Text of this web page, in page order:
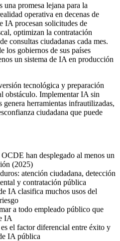
promesa lejana para la
operativa en decenas de
IA procesan solicitudes de
optimizan la contratación
consultas ciudadanas cada mes.
los gobiernos de sus países
un sistema de IA en producción
tecnológica y preparación
obstáculo. Implementar IA sin
herramientas infrautilizadas,
ciudadana que puede
han desplegado al menos un
(2025)
atención ciudadana, detección
y contratación pública
IA clasifica muchos usos del
a todo empleado público que
IA
el factor diferencial entre éxito y
IA pública